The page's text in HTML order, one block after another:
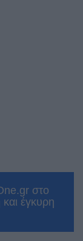
στο
έγκυρη